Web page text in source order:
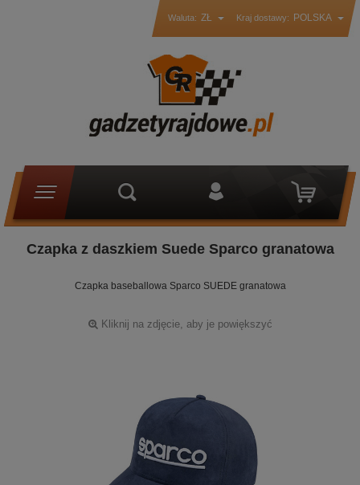
Waluta: ZŁ Kraj dostawy: POLSKA
Czapka z daszkiem Suede Sparco granatowa
Czapka baseballowa Sparco SUEDE granatowa
Kliknij na zdjęcie, aby je powiększyć